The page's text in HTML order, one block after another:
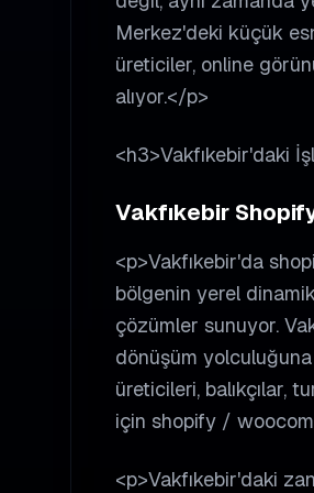
Merkez'deki küçük
üreticiler, online
alıyor.</p>
<h3>Vakfıkebir'daki
Vakfıkebir
<p>Vakfıkebir'da
bölgenin yerel
çözümler sunuyor.
dönüşüm
üreticileri, balıkçılar,
için shopify /
<p>Vakfıkebir'daki